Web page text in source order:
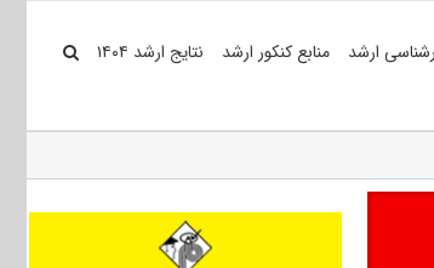
ارشد منابع کنکور ارشد نتایج ارشد ۱۴۰۴